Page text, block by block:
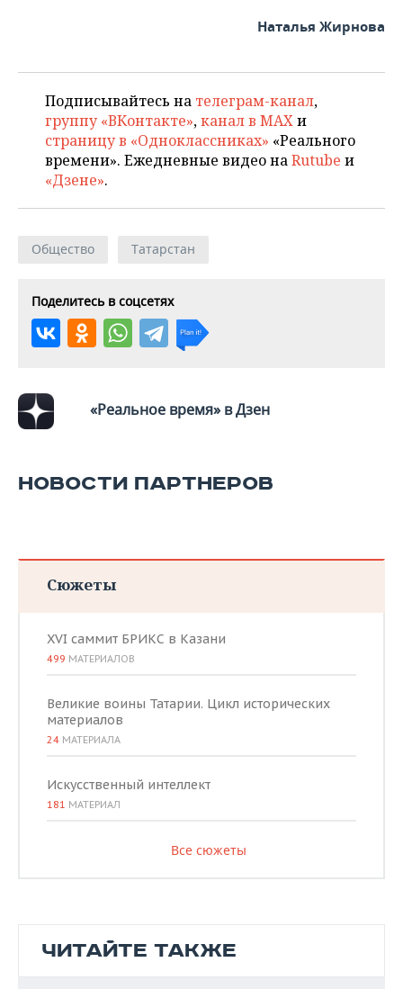
Наталья Жирнова
Подписывайтесь на телеграм-канал,
группу «ВКонтакте»,канал в MAXи
страницу в «Одноклассниках» «Реального
времени». Ежедневные видео наRutube и
«Дзене».
Общество Татарстан
Поделитесь в соцсетях
«Реальное время» в Дзен
НОВОСТИ ПАРТНЕРОВ
Сюжеты
XVI саммит БРИКС в Казани
499 МАТЕРИАЛОВ
Великие воины Татарии. Цикл исторических
материалов
24 МАТЕРИАЛА
Искусственный интеллект
181 МАТЕРИАЛ
Все сюжеты
ЧИТАЙТЕ ТАКЖЕ